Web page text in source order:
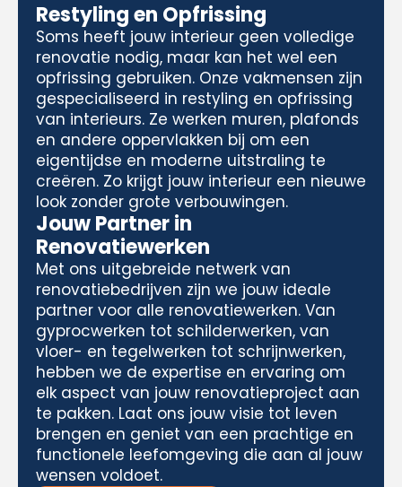
Restyling en Opfrissing
Soms heeft jouw interieur geen volledige
renovatie nodig, maar kan het wel een
opfrissing gebruiken. Onze vakmensen zijn
gespecialiseerd in restyling en opfrissing
van interieurs. Ze werken muren, plafonds
en andere oppervlakken bij om een
eigentijdse en moderne uitstraling te
creëren. Zo krijgt jouw interieur een nieuwe
look zonder grote verbouwingen.
Jouw Partner in
Renovatiewerken
Met ons uitgebreide netwerk van
renovatiebedrijven zijn we jouw ideale
partner voor alle renovatiewerken. Van
gyprocwerken tot schilderwerken, van
vloer- en tegelwerken tot schrijnwerken,
hebben we de expertise en ervaring om
elk aspect van jouw renovatieproject aan
te pakken. Laat ons jouw visie tot leven
brengen en geniet van een prachtige en
functionele leefomgeving die aan al jouw
wensen voldoet.